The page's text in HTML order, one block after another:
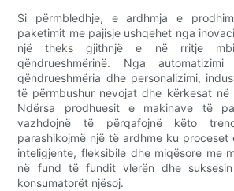
Si përmbledhje, e ardhmja e
paketimit me pajisje ushqehet nga
një theks gjithnjë e në rritje mbi
qëndrueshmërinë. Nga
qëndrueshmëria dhe personalizimi,
të përmbushur nevojat dhe kërkesat
Ndërsa prodhuesit e makinave të
vazhdojnë të përqafojnë këto
parashikojmë një të ardhme ku proceset
inteligjente, fleksibile dhe miqësore me
në fund të fundit vlerën dhe
konsumatorët njësoj.